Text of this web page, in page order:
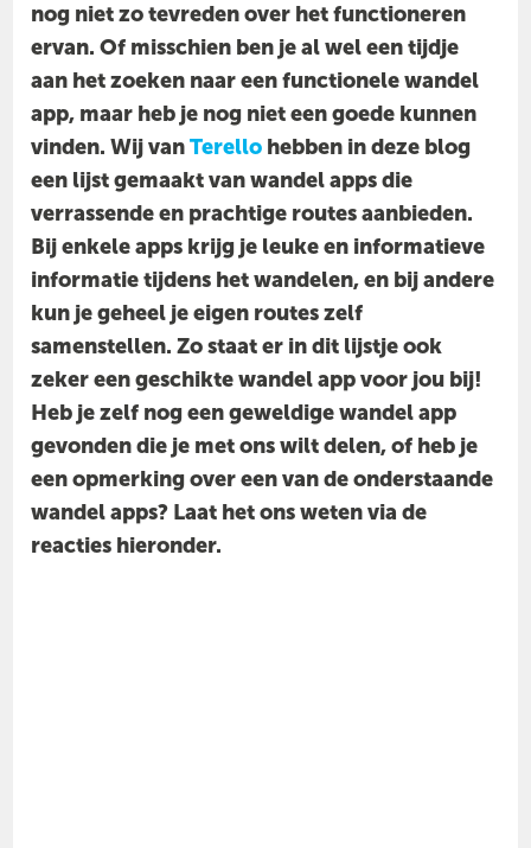
nog niet zo tevreden over het functioneren
ervan. Of misschien ben je al wel een tijdje
aan het zoeken naar een functionele wandel
app, maar heb je nog niet een goede kunnen
vinden.Wij vanTerello hebben in deze blog
een lijst gemaakt van wandel apps die
verrassende en prachtige routes aanbieden.
Bij enkele apps krijg je leuke en informatieve
informatie tijdens het wandelen, en bij andere
kun je geheel je eigen routes zelf
samenstellen. Zo staat er in dit lijstje ook
zeker een geschikte wandel app voor jou bij!
Heb je zelf nog een geweldige wandel app
gevonden die je met ons wilt delen, of heb je
een opmerking over een van de onderstaande
wandel apps? Laat het ons weten via de
reacties hieronder.